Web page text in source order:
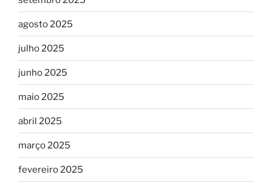
agosto 2025
julho 2025
junho 2025
maio 2025
abril 2025
março 2025
fevereiro 2025